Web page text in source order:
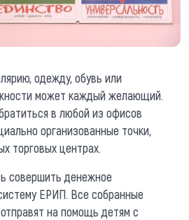
одежду, обувь или
может каждый желающий.
в любой из офисов
организованные точки,
торговых центрах.
совершить денежное
ЕРИП. Все собранные
на помощь детям с